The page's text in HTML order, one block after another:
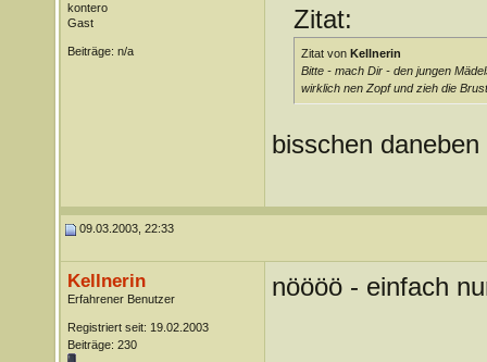
kontero
Gast
Beiträge: n/a
Zitat:
Zitat von Kellnerin
Bitte - mach Dir - den jungen
wirklich nen Zopf und zieh die
bisschen
09.03.2003, 22:33
Kellnerin
Erfahrener Benutzer
Registriert seit: 19.02.2003
Beiträge: 230
nöööö - einfach